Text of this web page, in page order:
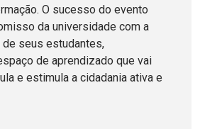
O sucesso do evento
da universidade com a
seus estudantes,
de aprendizado que vai
e estimula a cidadania ativa e